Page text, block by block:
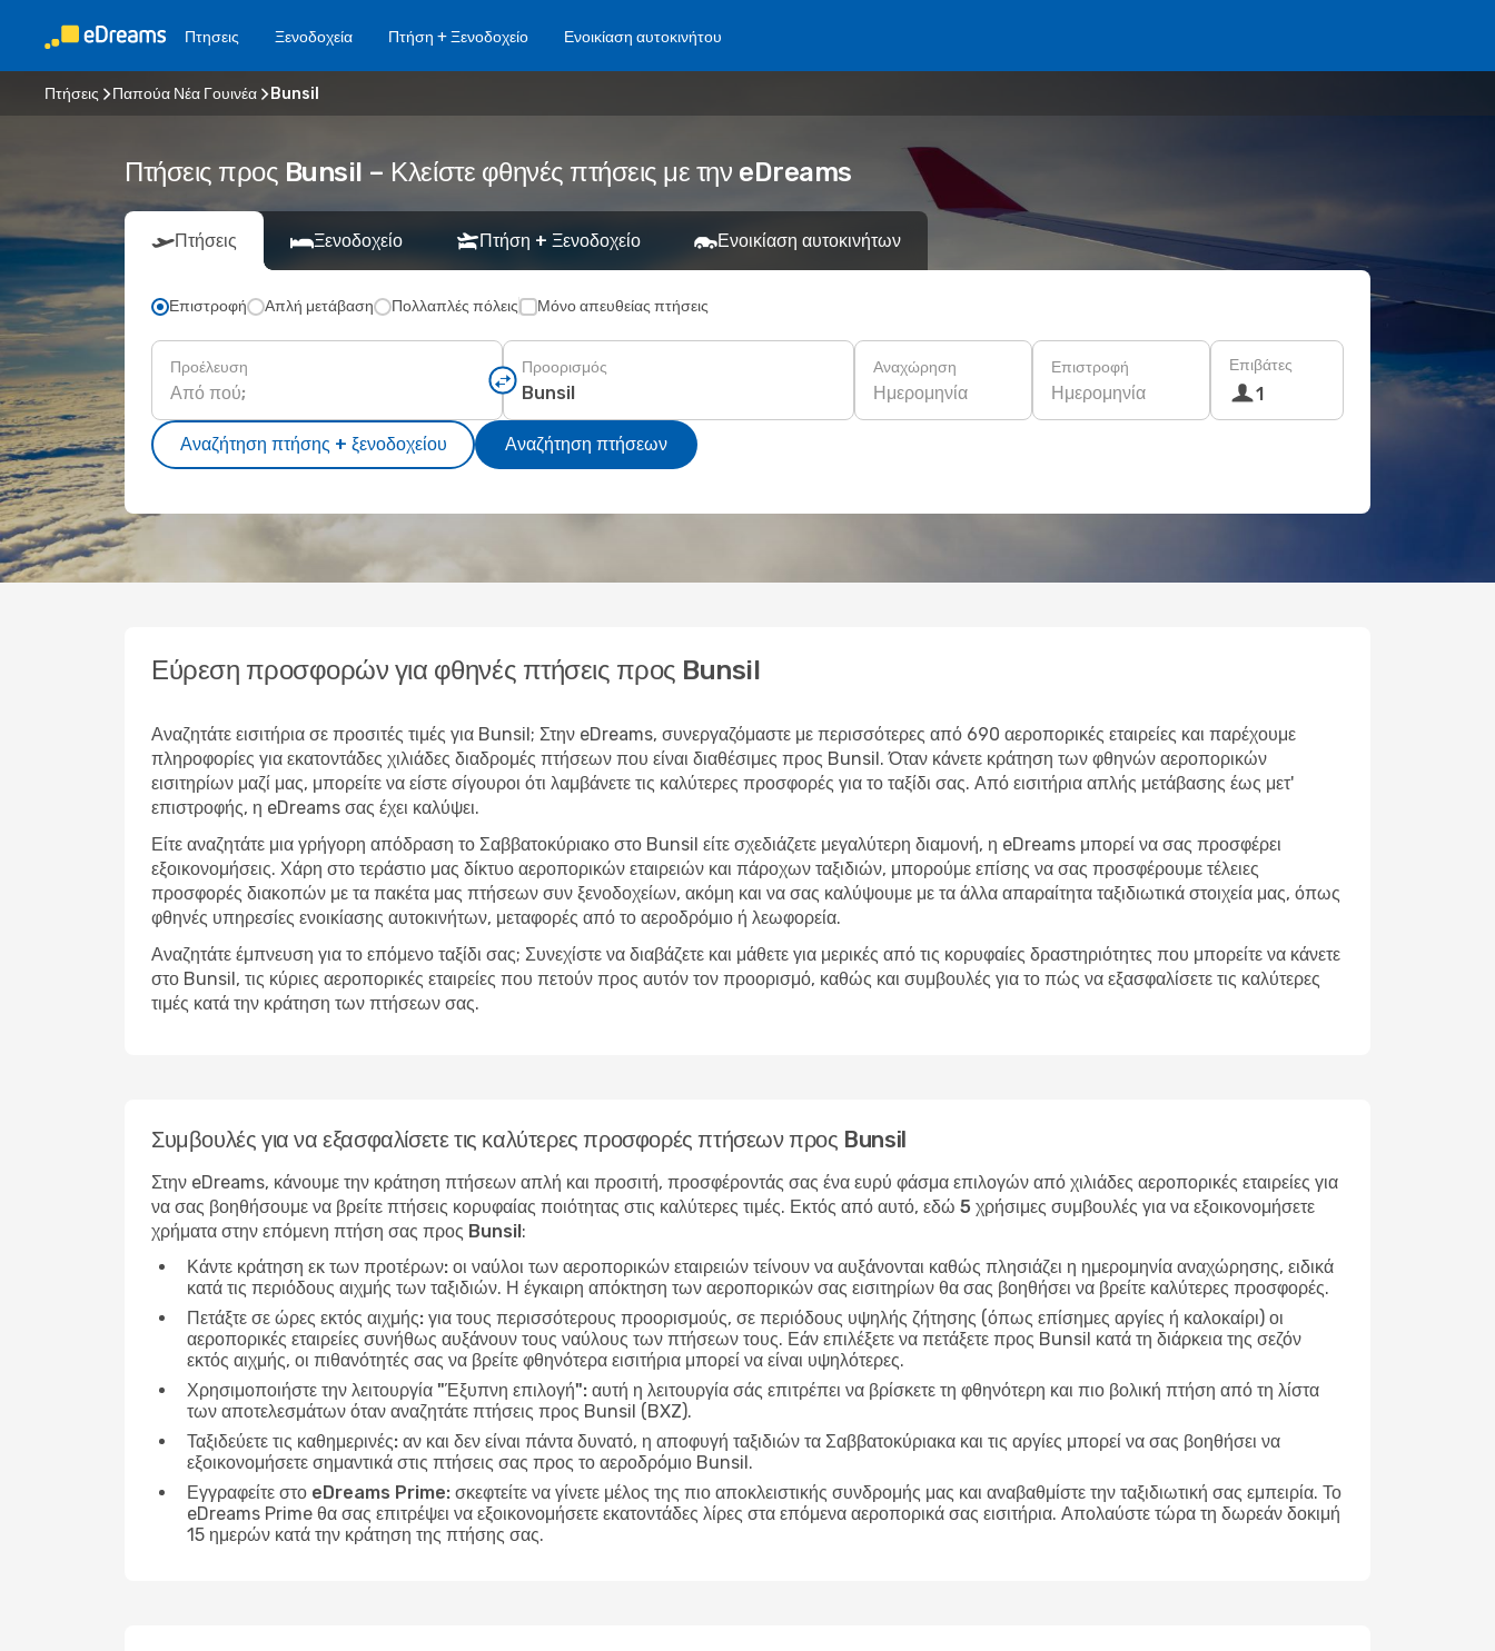
Πτησεις Ξενοδοχεία Πτήση + Ξενοδοχείο Ενοικίαση αυτοκινήτου
Πτήσεις Παπούα Νέα Γουινέα Bunsil
Πτήσεις προς Bunsil – Κλείστε φθηνές πτήσεις με την eDreams
Πτήσεις Ξενοδοχείο Πτήση + Ξενοδοχείο Ενοικίαση αυτοκινήτων
Επιστροφή Απλή μετάβαση Πολλαπλές πόλεις Μόνο απευθείας πτήσεις
Προέλευση Προορισμός Αναχώρηση
Ημερομηνία
Επιστροφή
Ημερομηνία
Επιβάτες
1
Αναζήτηση πτήσης + ξενοδοχείου Αναζήτηση πτήσεων
Εύρεση προσφορών για φθηνές πτήσεις προς Bunsil
Αναζητάτε εισιτήρια σε προσιτές τιμές για Bunsil; Στην eDreams, συνεργαζόμαστε με περισσότερες από 690 αεροπορικές εταιρείες και παρέχουμε
πληροφορίες για εκατοντάδες χιλιάδες διαδρομές πτήσεων που είναι διαθέσιμες προς Bunsil. Όταν κάνετε κράτηση των φθηνών αεροπορικών
εισιτηρίων μαζί μας, μπορείτε να είστε σίγουροι ότι λαμβάνετε τις καλύτερες προσφορές για το ταξίδι σας. Από εισιτήρια απλής μετάβασης έως μετ'
επιστροφής, η eDreams σας έχει καλύψει.
Είτε αναζητάτε μια γρήγορη απόδραση το Σαββατοκύριακο στο Bunsil είτε σχεδιάζετε μεγαλύτερη διαμονή, η eDreams μπορεί να σας προσφέρει
εξοικονομήσεις. Χάρη στο τεράστιο μας δίκτυο αεροπορικών εταιρειών και πάροχων ταξιδιών, μπορούμε επίσης να σας προσφέρουμε τέλειες
προσφορές διακοπών με τα πακέτα μας πτήσεων συν ξενοδοχείων, ακόμη και να σας καλύψουμε με τα άλλα απαραίτητα ταξιδιωτικά στοιχεία μας, όπως
φθηνές υπηρεσίες ενοικίασης αυτοκινήτων, μεταφορές από το αεροδρόμιο ή λεωφορεία.
Αναζητάτε έμπνευση για το επόμενο ταξίδι σας; Συνεχίστε να διαβάζετε και μάθετε για μερικές από τις κορυφαίες δραστηριότητες που μπορείτε να κάνετε
στο Bunsil, τις κύριες αεροπορικές εταιρείες που πετούν προς αυτόν τον προορισμό, καθώς και συμβουλές για το πώς να εξασφαλίσετε τις καλύτερες
τιμές κατά την κράτηση των πτήσεων σας.
Συμβουλές για να εξασφαλίσετε τις καλύτερες προσφορές πτήσεων προς Bunsil
Στην eDreams, κάνουμε την κράτηση πτήσεων απλή και προσιτή, προσφέροντάς σας ένα ευρύ φάσμα επιλογών από χιλιάδες αεροπορικές εταιρείες για
να σας βοηθήσουμε να βρείτε πτήσεις κορυφαίας ποιότητας στις καλύτερες τιμές. Εκτός από αυτό, εδώ 5 χρήσιμες συμβουλές για να εξοικονομήσετε
χρήματα στην επόμενη πτήση σας προς Bunsil:
Κάντε κράτηση εκ των προτέρων: οι ναύλοι των αεροπορικών εταιρειών τείνουν να αυξάνονται καθώς πλησιάζει η ημερομηνία αναχώρησης, ειδικά
κατά τις περιόδους αιχμής των ταξιδιών. Η έγκαιρη απόκτηση των αεροπορικών σας εισιτηρίων θα σας βοηθήσει να βρείτε καλύτερες προσφορές.
Πετάξτε σε ώρες εκτός αιχμής: για τους περισσότερους προορισμούς, σε περιόδους υψηλής ζήτησης (όπως επίσημες αργίες ή καλοκαίρι) οι
αεροπορικές εταιρείες συνήθως αυξάνουν τους ναύλους των πτήσεων τους. Εάν επιλέξετε να πετάξετε προς Bunsil κατά τη διάρκεια της σεζόν
εκτός αιχμής, οι πιθανότητές σας να βρείτε φθηνότερα εισιτήρια μπορεί να είναι υψηλότερες.
Χρησιμοποιήστε την λειτουργία "Έξυπνη επιλογή": αυτή η λειτουργία σάς επιτρέπει να βρίσκετε τη φθηνότερη και πιο βολική πτήση από τη λίστα
των αποτελεσμάτων όταν αναζητάτε πτήσεις προς Bunsil (BXZ).
Ταξιδεύετε τις καθημερινές: αν και δεν είναι πάντα δυνατό, η αποφυγή ταξιδιών τα Σαββατοκύριακα και τις αργίες μπορεί να σας βοηθήσει να
εξοικονομήσετε σημαντικά στις πτήσεις σας προς το αεροδρόμιο Bunsil.
Εγγραφείτε στο eDreams Prime: σκεφτείτε να γίνετε μέλος της πιο αποκλειστικής συνδρομής μας και αναβαθμίστε την ταξιδιωτική σας εμπειρία. Το
eDreams Prime θα σας επιτρέψει να εξοικονομήσετε εκατοντάδες λίρες στα επόμενα αεροπορικά σας εισιτήρια. Απολαύστε τώρα τη δωρεάν δοκιμή
15 ημερών κατά την κράτηση της πτήσης σας.